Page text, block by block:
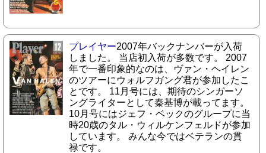
プレイヤー2007年バックナンバーが入荷
しました。 当店初入荷が多数です。 2007
年で一番印象的なのは、ヴァン・ヘイレン
のツアーにウォルフガング君が参加したこ
とです。 11月号には、期待のシンガーソ
ングライターとして秦基博が載ってます。
10月号にはジェフ・ベックのグループに当
時20歳のタル・ウィルケンフェルドが参加
しています。 みんな今ではベテランの貫
禄です。